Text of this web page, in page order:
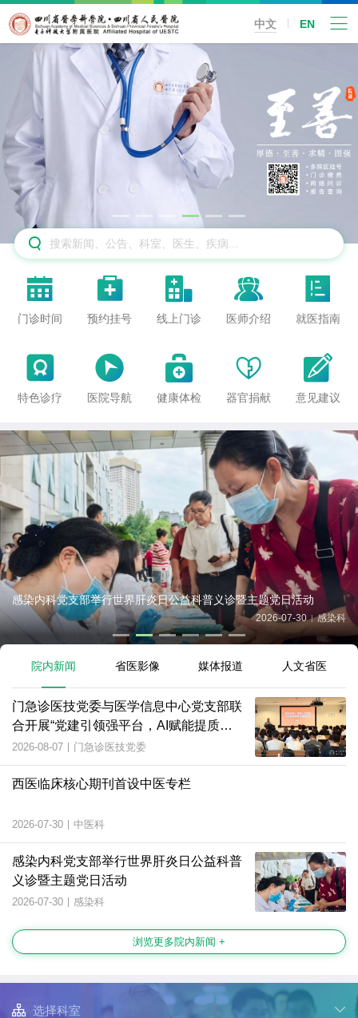
中文 EN


门诊时间

预约挂号

线上门诊

医师介绍

就医指南

特色诊疗

医院导航

健康体检

器官捐献

意见建议
感染内科党支部举行世界肝炎日公益科普义诊暨主题党日活动
2026-07-30 | 感染科
院内新闻 省医影像 媒体报道 人文省医
门急诊医技党委与医学信息中心党支部联
合开展“党建引领强平台，AI赋能提质
效”主题党日活动
2026-08-07 | 门急诊医技党委
西医临床核心期刊首设中医专栏
2026-07-30 | 中医科
感染内科党支部举行世界肝炎日公益科普
义诊暨主题党日活动
2026-07-30 | 感染科
浏览更多院内新闻 +
